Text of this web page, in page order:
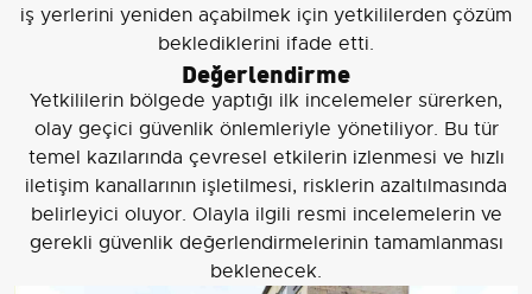
iş yerlerini yeniden açabilmek için yetkililerden çözüm
beklediklerini ifade etti.
Değerlendirme
Yetkililerin bölgede yaptığı ilk incelemeler sürerken,
olay geçici güvenlik önlemleriyle yönetiliyor. Bu tür
temel kazılarında çevresel etkilerin izlenmesi ve hızlı
iletişim kanallarının işletilmesi, risklerin azaltılmasında
belirleyici oluyor. Olayla ilgili resmi incelemelerin ve
gerekli güvenlik değerlendirmelerinin tamamlanması
beklenecek.